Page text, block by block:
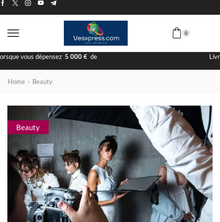
0
Livraison Rapide
Home Beauty
Beauty